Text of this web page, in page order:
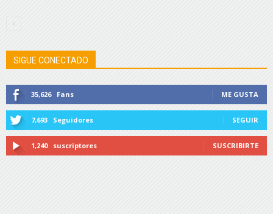
SIGUE CONECTADO
35,626 Fans ME GUSTA
7,693 Seguidores SEGUIR
1,240 suscriptores SUSCRIBIRTE